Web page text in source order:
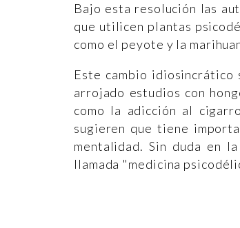
Bajo esta resolución las
que utilicen plantas
como el peyote y la
Este cambio idiosincrático
arrojado estudios con
como la adicción al
sugieren que tiene
mentalidad. Sin duda en
llamada "medicina